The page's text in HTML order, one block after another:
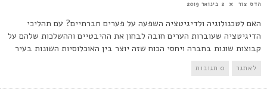
הדס צור 2 בינואר 2019
האם לטכנולוגיה ולדיגיטציה השפעה על פערים חברתיים? עם תהליכי
הדיגיטציה שעוברות הערים חובה לבחון את ההיבטיים וההשלכות שלהם על
קבוצות שונות בחברה ויחסי הכוח שזה יוצר בין האוכלוסיות השונות בעיר
לאתגר 0 תגובות